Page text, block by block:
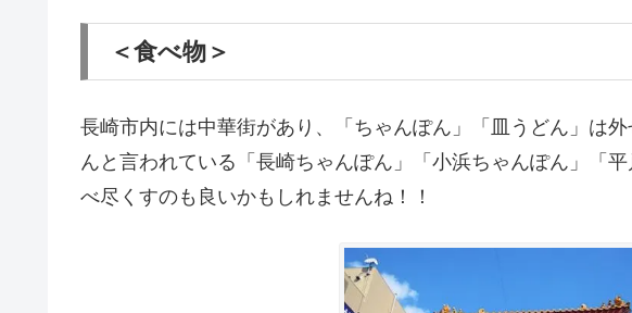
＜食べ物＞
長崎市内には中華街があり、「ちゃんぽん」「皿うどん」は
んと言われている「長崎ちゃんぽん」「小浜ちゃんぽん」「
べ尽くすのも良いかもしれませんね！！